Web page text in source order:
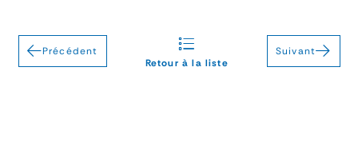
Précédent
Retour à la liste
Suivant